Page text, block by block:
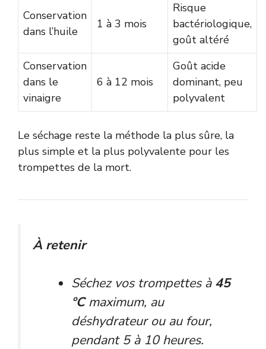
Conservation
dans l’huile
1 à 3 mois
Risque
bactériologique,
goût altéré
Conservation
dans le
vinaigre
6 à 12 mois
Goût acide
dominant, peu
polyvalent
Le séchage reste la méthode la plus sûre, la
plus simple et la plus polyvalente pour les
trompettes de la mort.
À retenir
Séchez vos trompettes à 45
°Cmaximum, au
déshydrateur ou au four,
pendant 5 à 10 heures.